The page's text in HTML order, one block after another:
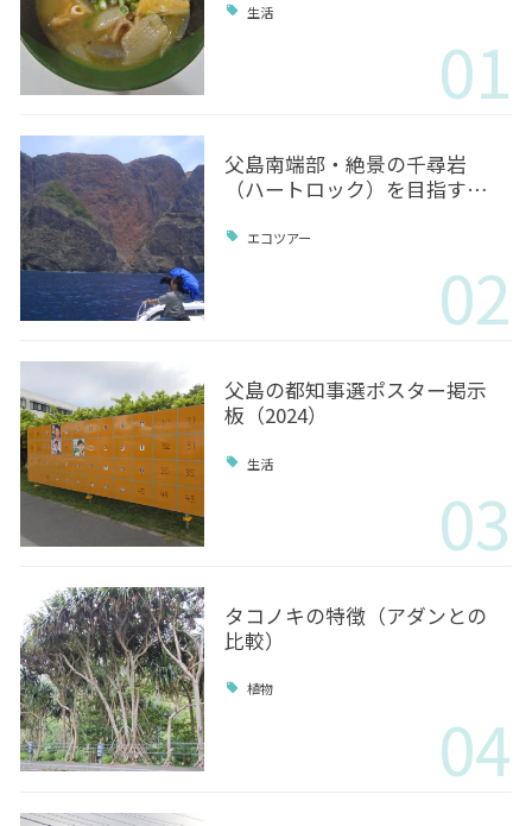
生活
01
父島南端部・絶景の千尋岩
（ハートロック）を目指す…
エコツアー
02
父島の都知事選ポスター掲示
板（2024）
生活
03
タコノキの特徴（アダンとの
比較）
植物
04